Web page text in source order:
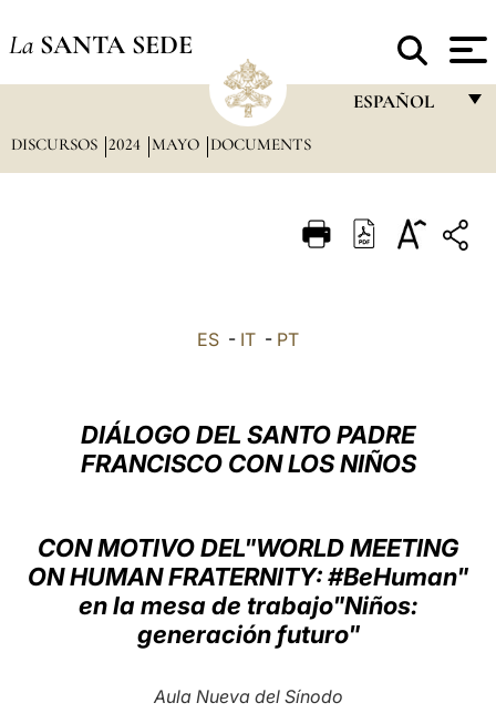
La SANTA SEDE
ESPAÑOL
ITALIANO
العربيّة
LATINE
DISCURSOS 2024 MAYO DOCUMENTS
ES - IT - PT
DIÁLOGO DEL SANTO PADRE
FRANCISCO CON LOS NIÑOS
CON MOTIVO DEL"WORLD MEETING
ON HUMAN FRATERNITY: #BeHuman"
en la mesa de trabajo"Niños:
generación futuro"
Aula Nueva del Sínodo